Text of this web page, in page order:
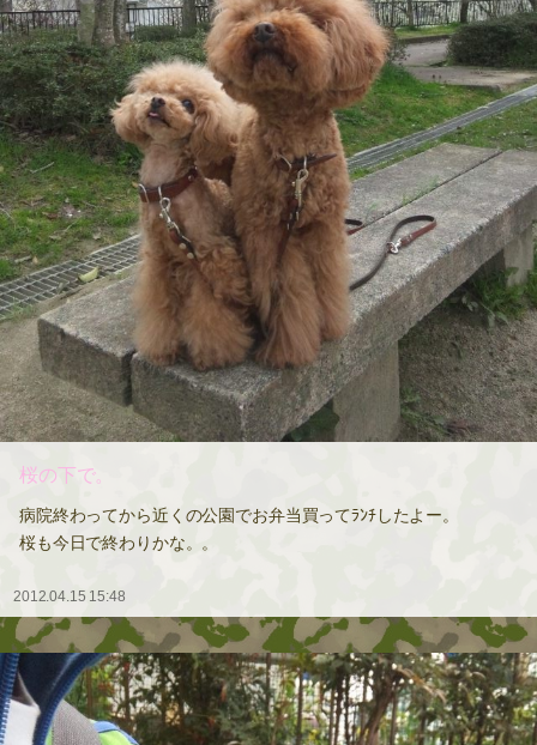
桜の下で。
病院終わってから近くの公園でお弁当買ってﾗﾝﾁしたよー。
桜も今日で終わりかな。。
2012.04.15 15:48